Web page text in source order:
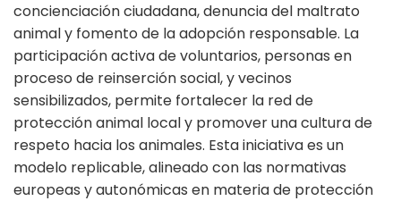
concienciación ciudadana, denuncia del maltrato
animal y fomento de la adopción responsable. La
participación activa de voluntarios, personas en
proceso de reinserción social, y vecinos
sensibilizados, permite fortalecer la red de
protección animal local y promover una cultura de
respeto hacia los animales. Esta iniciativa es un
modelo replicable, alineado con las normativas
europeas y autonómicas en materia de protección